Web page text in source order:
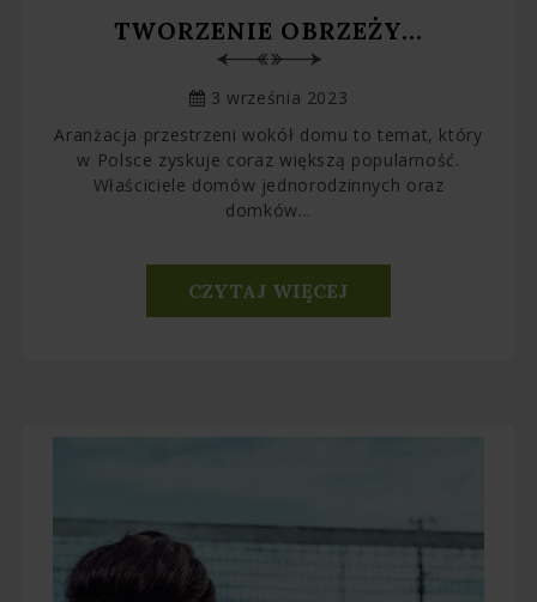
TWORZENIE OBRZEŻY...
3 września 2023
Aranżacja przestrzeni wokół domu to temat, który
w Polsce zyskuje coraz większą popularność.
Właściciele domów jednorodzinnych oraz
domków...
CZYTAJ WIĘCEJ